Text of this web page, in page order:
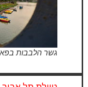
גשר הלבבות